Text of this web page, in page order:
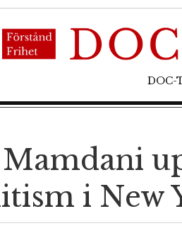
DOC-
i New